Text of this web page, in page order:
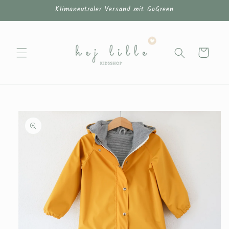
Inhalt
Klimaneutraler Versand mit GoGreen
Warenkorb